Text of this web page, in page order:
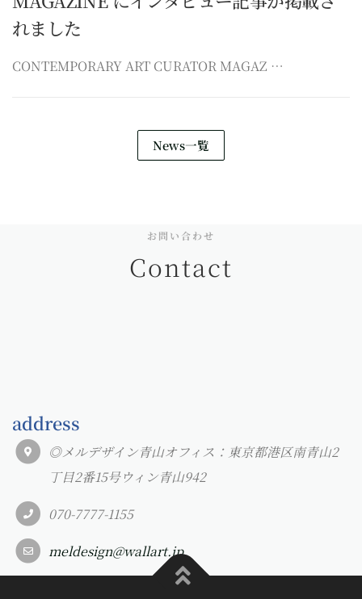
れました
CONTEMPORARY ART CURATOR MAGAZ …
News一覧
お問い合わせ
Contact
address
◎メルデザイン青山オフィス：東京都港区南青山2
丁目2番15号ウィン青山942
070-7777-1155
meldesign@wallart.jp